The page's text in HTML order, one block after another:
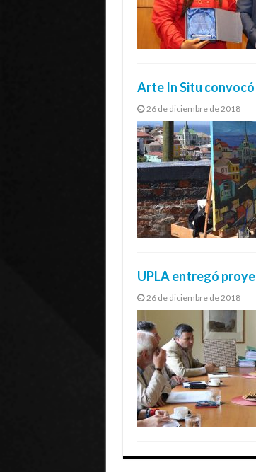
Arte In Situ
26 de diciembre de 2018
UPLA entregó
26 de diciembre de 2018